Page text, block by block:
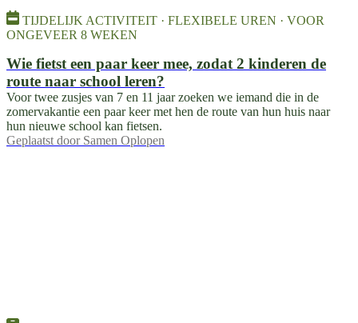
TIJDELIJK ACTIVITEIT · FLEXIBELE UREN · VOOR
ONGEVEER 8 WEKEN
Wie fietst een paar keer mee, zodat 2 kinderen de
route naar school leren?
Voor twee zusjes van 7 en 11 jaar zoeken we iemand die in de
zomervakantie een paar keer met hen de route van hun huis naar
hun nieuwe school kan fietsen.
Geplaatst door Samen Oplopen